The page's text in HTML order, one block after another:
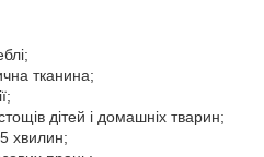
тканина;
дітей і домашніх тварин;
хвилин;